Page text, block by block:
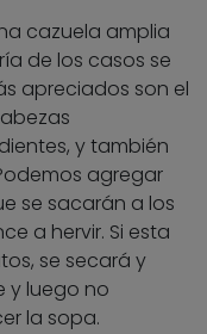
cazuela amplia
de los casos se
apreciados son el
y también
agregar
se sacarán a los
a hervir. Si esta
se secará y
y luego no
la sopa.